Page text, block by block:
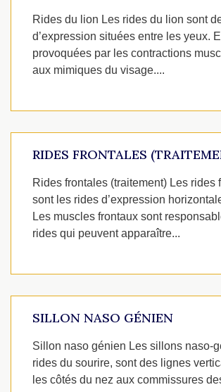
Rides du lion Les rides du lion sont
d’expression situées entre les yeux.
provoquées par les contractions
aux mimiques du visage....
RIDES FRONTALES
Rides frontales (traitement) Les rides
sont les rides d’expression
Les muscles frontaux sont
rides qui peuvent apparaître...
SILLON NASO GÉNIEN
Sillon naso génien Les sillons naso-
rides du sourire, sont des lignes
les côtés du nez aux commissures